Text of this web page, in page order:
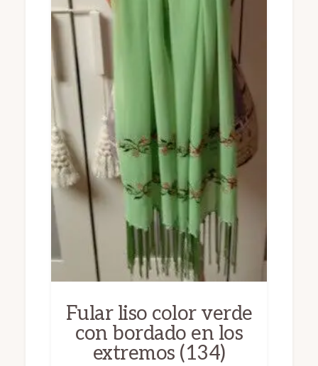
Fular liso color verde
con bordado en los
extremos (134)